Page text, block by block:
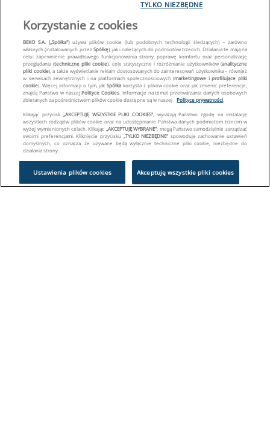
Korzystanie z cookies
BEKO S.A. („Spółka")używa plików cookie (lub podobnych technologii śledzących) – zarówno
własnych (instalowanych przezSpółkę), jak i należących do podmiotów trzecich. Działania te mają na
celu: zapewnienie prawidłowego funkcjonowania strony, poprawę komfortu oraz personalizację
przeglądania (techniczne pliki cookie), cele statystyczne i rozróżnianie użytkowników (analityczne
pliki cookie), a także wyświetlanie reklam dostosowanych do zainteresowań użytkownika – również
w serwisach zewnętrznych i na platformach społecznościowych (marketingowe i profilujące pliki
cookie). Więcej informacji o tym, jakSpółka korzysta z plików cookie oraz jak zmienić preferencje,
znajdą Państwo w naszejPolityce Cookies . Informacje na temat przetwarzania danych osobowych
zbieranych za pośrednictwem plików cookie dostępne są w naszej
Polityce prywatności
Klikając przycisk „AKCEPTUJĘ WSZYSTKIE PLIKI COOKIES" , wyrażają Państwo zgodę na instalację
wszystkich rodzajów plików cookie oraz na udostępnianie Państwa danych podmiotom trzecim w
wyżej wymienionych celach. Klikając „AKCEPTUJĘ WYBRANE" , mogą Państwo samodzielnie zarządzać
swoimi preferencjami. Kliknięcie przycisku „TYLKO NIEZBĘDNE" spowoduje zachowanie ustawień
domyślnych, co oznacza, że używane będą wyłącznie techniczne pliki cookie, niezbędne do
działania strony.
Ustawienia plików cookies Akceptuję wszystkie pliki cookies
TYLKO NIEZBĘDNE